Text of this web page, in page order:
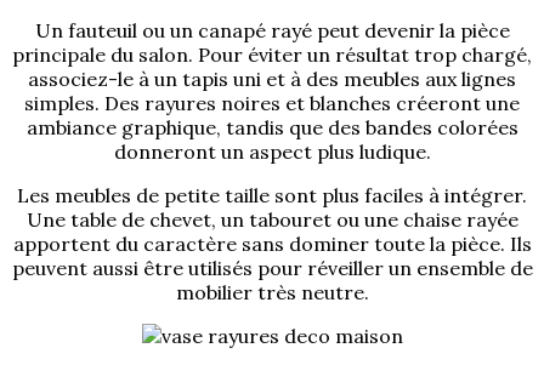
Un fauteuil ou un canapé rayé peut devenir la pièce
principale du salon. Pour éviter un résultat trop chargé,
associez-le à un tapis uni et à des meubles aux lignes
simples. Des rayures noires et blanches créeront une
ambiance graphique, tandis que des bandes colorées
donneront un aspect plus ludique.
Les meubles de petite taille sont plus faciles à intégrer.
Une table de chevet, un tabouret ou une chaise rayée
apportent du caractère sans dominer toute la pièce. Ils
peuvent aussi être utilisés pour réveiller un ensemble de
mobilier très neutre.